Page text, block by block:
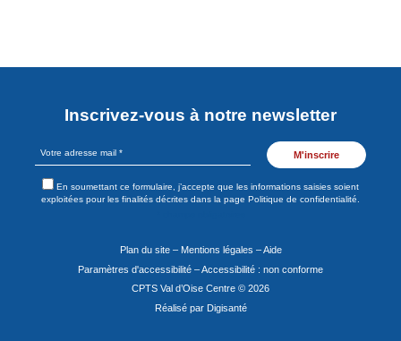
Inscrivez-vous à notre newsletter
Votre
mail
En soumettant ce formulaire, j’accepte que les informations saisies soient
exploitées pour les finalités décrites dans la page Politique de confidentialité.
Plan du site– Mentions légales –Aide
Paramètres d'accessibilité –Accessibilité : non conforme
CPTS Val d’Oise Centre © 2026
Réalisé par Digisanté